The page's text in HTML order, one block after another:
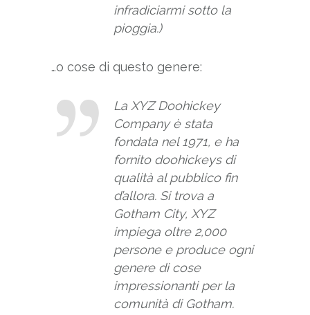
infradiciarmi sotto la
pioggia.)
…o cose di questo genere:
La XYZ Doohickey
Company è stata
fondata nel 1971, e ha
fornito doohickeys di
qualità al pubblico fin
d’allora. Si trova a
Gotham City, XYZ
impiega oltre 2,000
persone e produce ogni
genere di cose
impressionanti per la
comunità di Gotham.